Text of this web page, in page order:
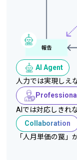
AI Agent
人力では実現しえ
Professional
AIでは対応しきれ
Collaboration
「人月単価の罠」